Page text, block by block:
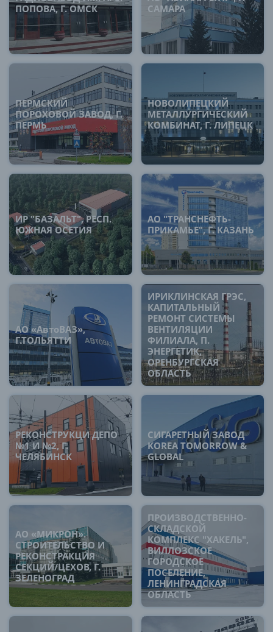
ПОПОВА, Г. ОМСК
САМАРА
ПЕРМСКИЙ
ПОРОХОВОЙ ЗАВОД, Г.
ПЕРМЬ
НОВОЛИПЕЦКИЙ
МЕТАЛЛУРГИЧЕСКИЙ
КОМБИНАТ, Г. ЛИПЕЦК
ИР "БАЗАЛЬТ", РЕСП.
ЮЖНАЯ ОСЕТИЯ
АО "ТРАНСНЕФТЬ-
ПРИКАМЬЕ", Г. КАЗАНЬ
АО «АвтоВАЗ»,
Г.ТОЛЬЯТТИ
ИРИКЛИНСКАЯ ГРЭС,
КАПИТАЛЬНЫЙ
РЕМОНТ СИСТЕМЫ
ВЕНТИЛЯЦИИ
ФИЛИАЛА, П.
ЭНЕРГЕТИК,
ОРЕНБУРГСКАЯ
ОБЛАСТЬ
РЕКОНСТРУКЦИ ДЕПО
№1 И №2, Г.
ЧЕЛЯБИНСК
СИГАРЕТНЫЙ ЗАВОД
KOREA TOMORROW &
GLOBAL
АО «МИКРОН».
СТРОИТЕЛЬСТВО И
РЕКОНСТРАКЦИЯ
СЕКЦИЙ/ЦЕХОВ, Г.
ЗЕЛЕНОГРАД
ПРОИЗВОДСТВЕННО-
СКЛАДСКОЙ
КОМПЛЕКС "ХАКЕЛЬ",
ВИЛЛОЗСКОЕ
ГОРОДСКОЕ
ПОСЕЛЕНИЕ,
ЛЕНИНГРАДСКАЯ
ОБЛАСТЬ